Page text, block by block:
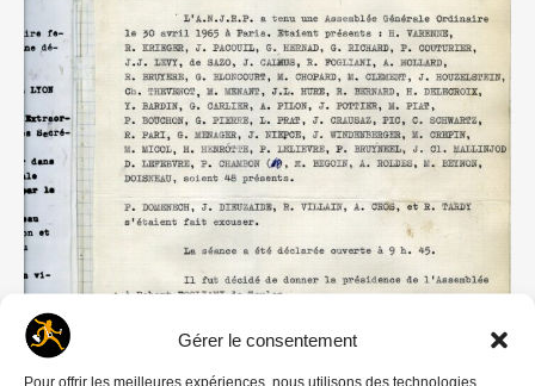
Gérer le consentement
Pour offrir les meilleures expériences, nous utilisons des technologies